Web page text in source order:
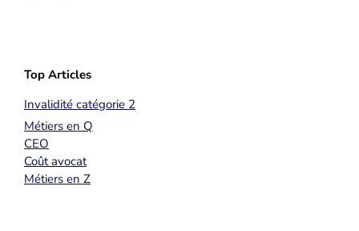
Top Articles
Invalidité catégorie 2
Métiers en Q
CEO
Coût avocat
Métiers en Z